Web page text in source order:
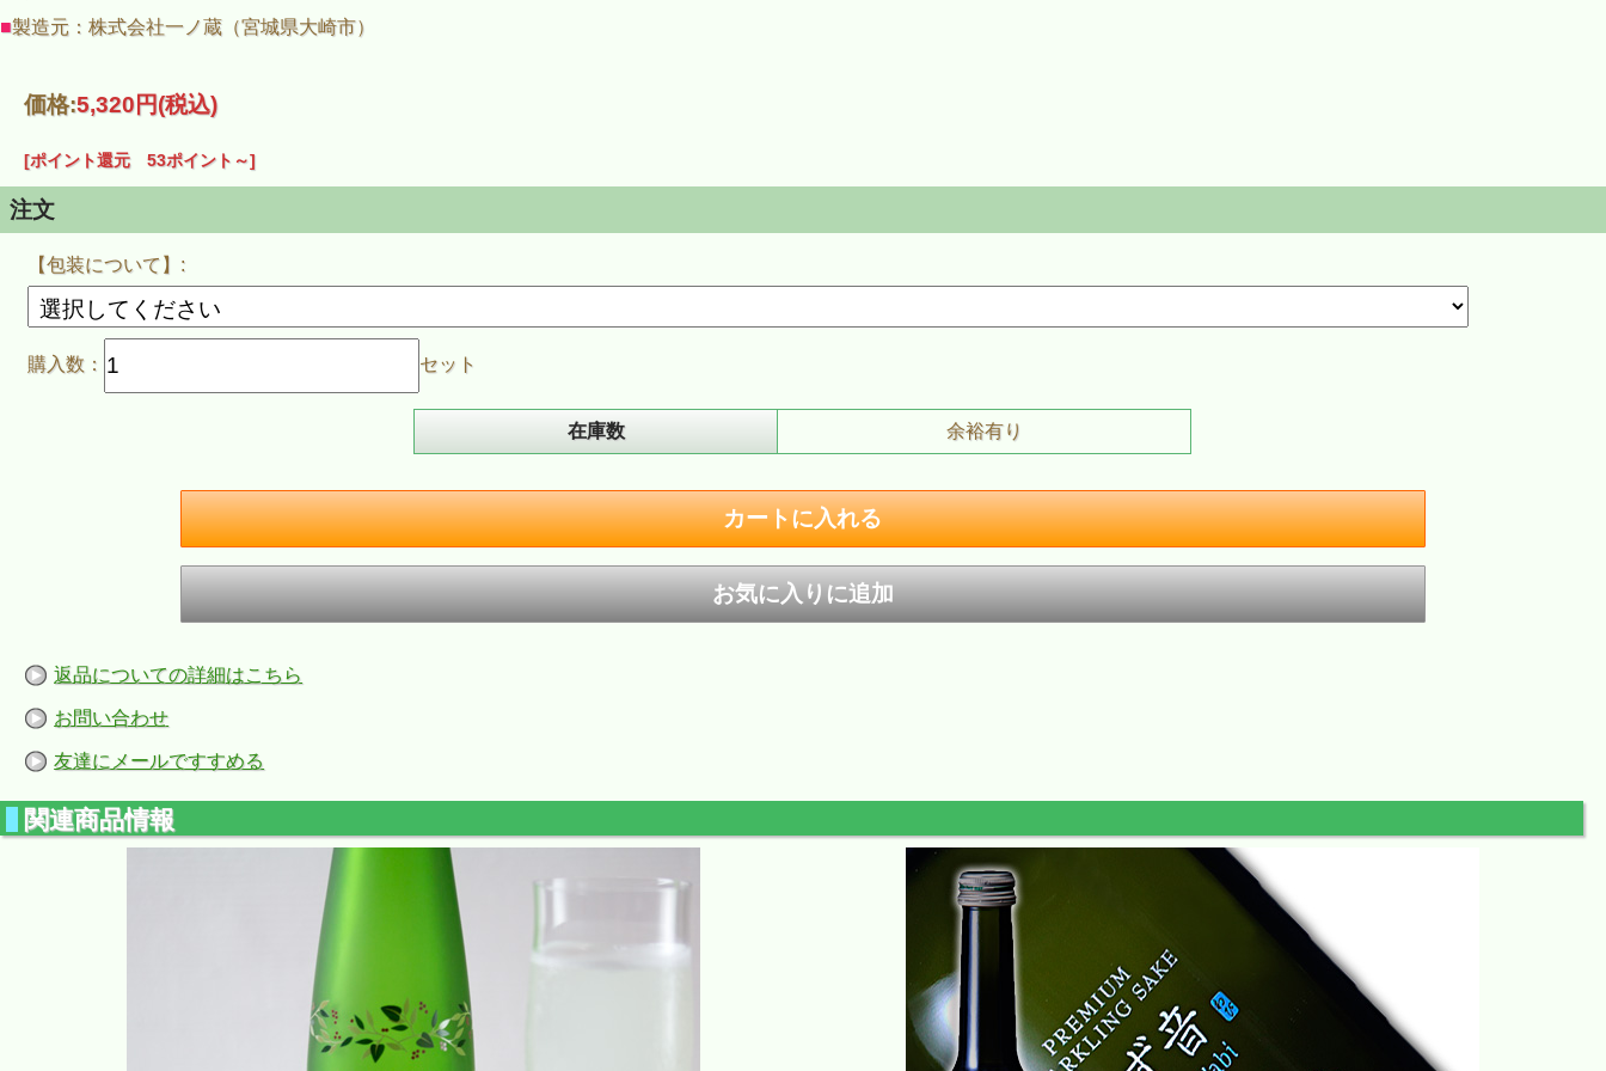
■製造元：株式会社一ノ蔵（宮城県大崎市）
価格:5,320円(税込)
[ポイント還元 53ポイント～]
注文
【包装について】:
購入数： セット
在庫数 余裕有り
返品についての詳細はこちら
お問い合わせ
友達にメールですすめる
関連商品情報